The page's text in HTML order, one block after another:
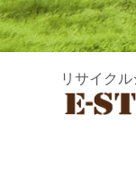
リサイク